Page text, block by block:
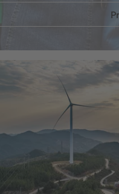
- recykling CEWE
salonach CEWE
zakupy oferowane